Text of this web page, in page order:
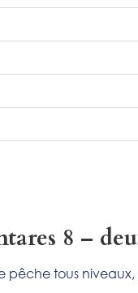
8 –
pêche tous